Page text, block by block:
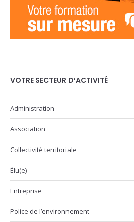
VOTRE SECTEUR D’ACTIVITÉ
Administration
Association
Collectivité territoriale
Élu(e)
Entreprise
Police de l’environnement